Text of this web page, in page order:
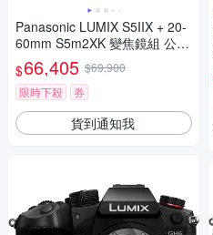
Panasonic LUMIX S5IIX + 20-
60mm S5m2XK 變焦鏡組 公司
貨 DC-S5M2XK
$66,405 $69,900
限時下殺
券
貨到通知我